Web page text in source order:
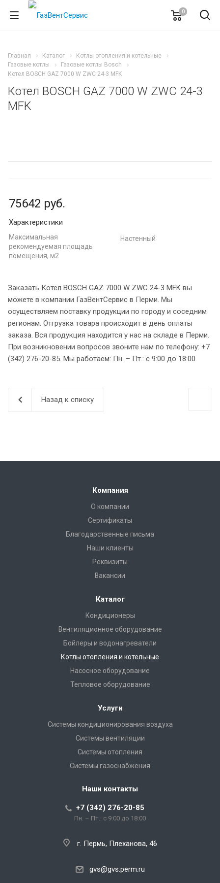
0
Главная Каталог
Котлы отопления и котельные
Газовые котлы
Газовые котлы Bosch
Котел BOSCH GAZ 7000 W ZWC 24-3 MFK
Котел BOSCH GAZ 7000 W ZWC 24-3
MFK
75642 руб.
Характеристики
Максимальная
рекомендуемая площадь
помещения, м2
Настенный
Заказать Котел BOSCH GAZ 7000 W ZWC 24-3 MFK вы
можете в компании ГазВентСервис в Перми. Мы
осуществляем поставку продукции по городу и соседним
регионам. Отгрузка товара происходит в день оплаты
заказа. Вся продукция находится у нас на складе в Перми.
При возникновении вопросов звоните нам по телефону: +7
(342) 276-20-85. Мы работаем: Пн. – Пт.: с 9:00 до 18:00.
Назад к списку
Компания
О компании
Сертификаты
Благодарственные письма
Наши клиенты
Реквизиты
Вакансии
Каталог
Кондиционеры
Вентиляционное оборудование
Бойлеры и водонагреватели
Котлы отопления и котельные
Насосное оборудование
Тепловое оборудование
Услуги
Системы кондиционирования воздуха
Системы вентиляции
Системы отопления
Системы газоснабжения
Наши контакты
+7 (342) 276-20-85
Пн. – Пт.: с 9:00 до 18:00
г. Пермь, Плеханова, 46
gvs@gvs.perm.ru